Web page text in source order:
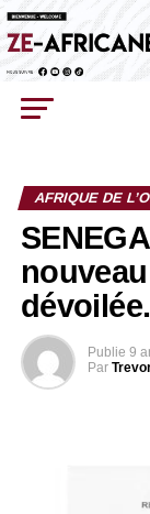
AFRIQUE DE
dévoilée.
Publie 9
Par